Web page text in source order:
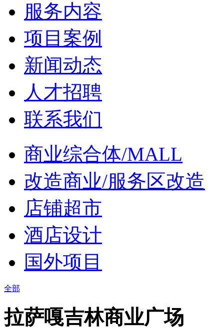
服务内容
项目案例
新闻动态
人才招聘
联系我们
商业综合体/MALL
改造商业/服务区改造
店铺超市
酒店设计
国外项目
全部
拉萨嘎吉林商业广场